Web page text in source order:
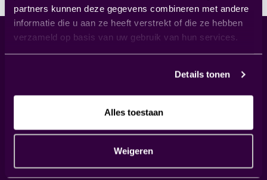
partners kunnen deze gegevens combineren met andere
informatie die u aan ze heeft verstrekt of die ze hebben
verzameld op basis van uw gebruik van hun services.
Details tonen
Alles toestaan
Weigeren